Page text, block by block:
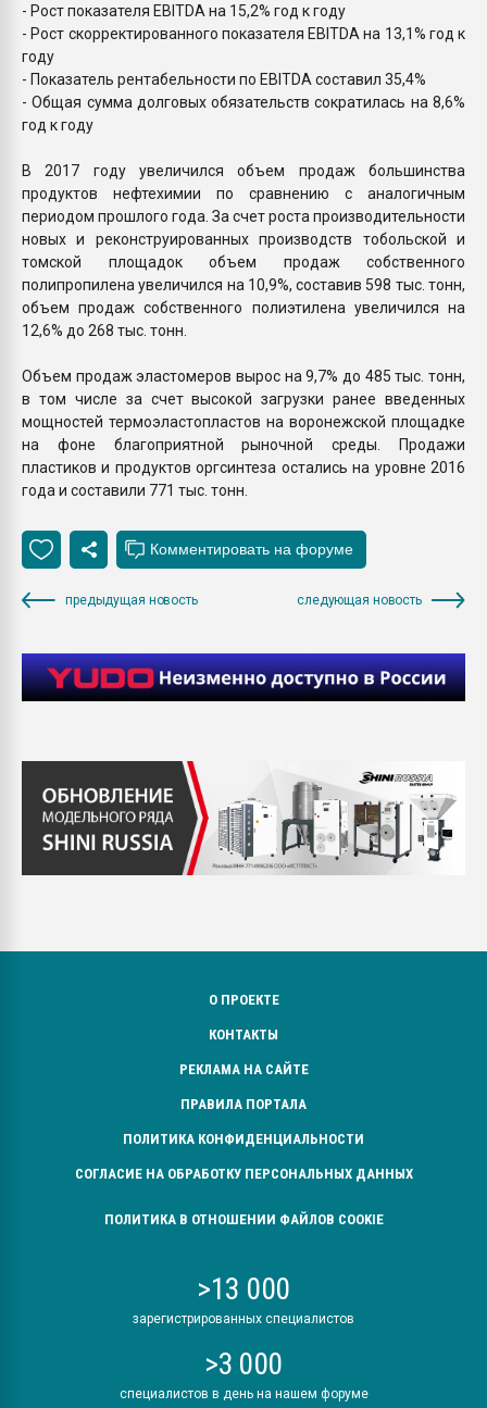
- Рост показателя EBITDA на 15,2% год к году
- Рост скорректированного показателя EBITDA на 13,1% год к
году
- Показатель рентабельности по EBITDA составил 35,4%
- Общая сумма долговых обязательств сократилась на 8,6%
год к году
В 2017 году увеличился объем продаж большинства
продуктов нефтехимии по сравнению с аналогичным
периодом прошлого года. За счет роста производительности
новых и реконструированных производств тобольской и
томской площадок объем продаж собственного
полипропилена увеличился на 10,9%, составив 598 тыс. тонн,
объем продаж собственного полиэтилена увеличился на
12,6% до 268 тыс. тонн.
Объем продаж эластомеров вырос на 9,7% до 485 тыс. тонн,
в том числе за счет высокой загрузки ранее введенных
мощностей термоэластопластов на воронежской площадке
на фоне благоприятной рыночной среды. Продажи
пластиков и продуктов оргсинтеза остались на уровне 2016
года и составили 771 тыс. тонн.
предыдущая новость следующая новость
О ПРОЕКТЕ
КОНТАКТЫ
РЕКЛАМА НА САЙТЕ
ПРАВИЛА ПОРТАЛА
ПОЛИТИКА КОНФИДЕНЦИАЛЬНОСТИ
СОГЛАСИЕ НА ОБРАБОТКУ ПЕРСОНАЛЬНЫХ ДАННЫХ
ПОЛИТИКА В ОТНОШЕНИИ ФАЙЛОВ COOKIE
>13 000
зарегистрированных специалистов
>3 000
специалистов в день на нашем форуме